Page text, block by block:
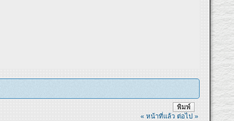
พิมพ์
« หน้าที่แล้ว ต่อไป »